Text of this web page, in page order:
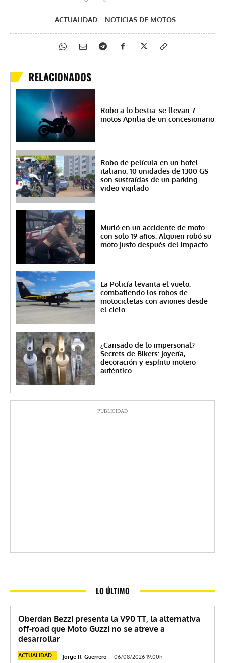
ACTUALIDAD NOTICIAS DE MOTOS
RELACIONADOS
Robo a lo bestia: se llevan 7
motos Aprilia de un concesionario
Robo de película en un hotel
italiano: 10 unidades de 1300 GS
son sustraídas de un parking
video vigilado
Murió en un accidente de moto
con solo 19 años. Alguien robó su
moto justo después del impacto
La Policía levanta el vuelo:
combatiendo los robos de
motocicletas con aviones desde
el cielo
¿Cansado de lo impersonal?
Secrets de Bikers: joyería,
decoración y espíritu motero
auténtico
PUBLICIDAD
LO ÚLTIMO
Oberdan Bezzi presenta la V90 TT, la alternativa
off-road que Moto Guzzi no se atreve a
desarrollar
ACTUALIDAD Jorge R. Guerrero - 06/08/2026 19:00h